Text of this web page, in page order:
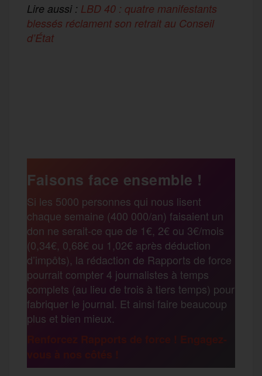
Lire aussi : LBD 40 : quatre manifestants
blessés réclament son retrait au Conseil
d’État
b
o
o
k
t
e
r
l
s
a
g
e
m
r
t
a
g
e
Faisons face ensemble !
Si les 5000 personnes qui nous lisent
chaque semaine (400 000/an) faisaient un
don ne serait-ce que de 1€, 2€ ou 3€/mois
(0,34€, 0,68€ ou 1,02€ après déduction
d’impôts), la rédaction de Rapports de force
pourrait compter 4 journalistes à temps
complets (au lieu de trois à tiers temps) pour
fabriquer le journal. Et ainsi faire beaucoup
plus et bien mieux.
Renforcez Rapports de force ! Engagez-
vous à nos côtés !